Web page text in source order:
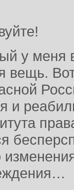
у меня
вещь.
и